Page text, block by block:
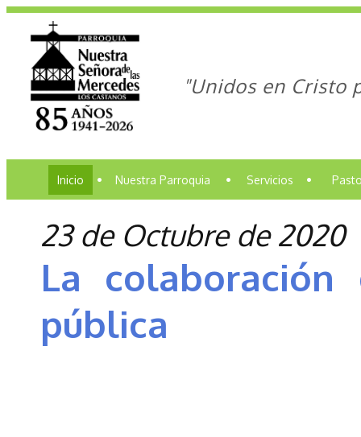
"Unidos en Cristo
Inicio • Nuestra Parroquia • Servicios •
23 de Octubre de 2020
La
pública